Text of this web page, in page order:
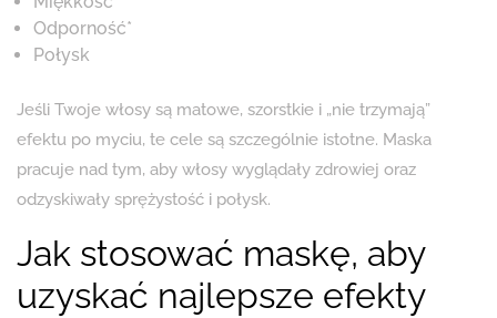
Odporność*
Połysk
Jeśli Twoje włosy są matowe, szorstkie i „nie trzymają”
efektu po myciu, te cele są szczególnie istotne. Maska
pracuje nad tym, aby włosy wyglądały zdrowiej oraz
odzyskiwały sprężystość i połysk.
Jak stosować maskę, aby
uzyskać najlepsze efekty